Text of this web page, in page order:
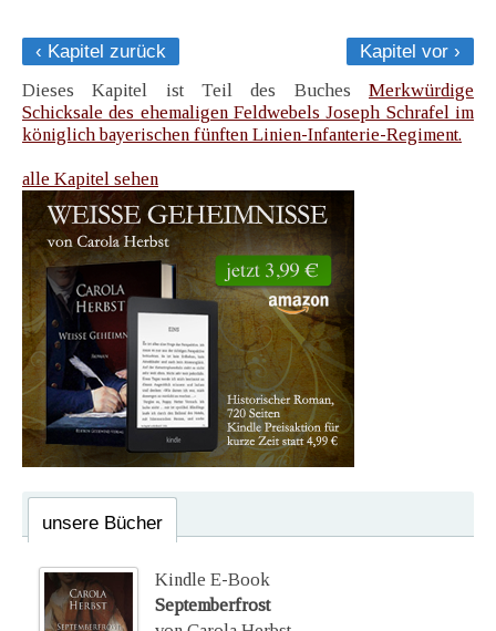
‹ Kapitel zurück
Kapitel vor ›
Dieses Kapitel ist Teil des Buches Merkwürdige
Schicksale des ehemaligen Feldwebels Joseph Schrafel im
königlich bayerischen fünften Linien-Infanterie-Regiment.
alle Kapitel sehen
unsere Bücher
Kindle E-Book
Septemberfrost